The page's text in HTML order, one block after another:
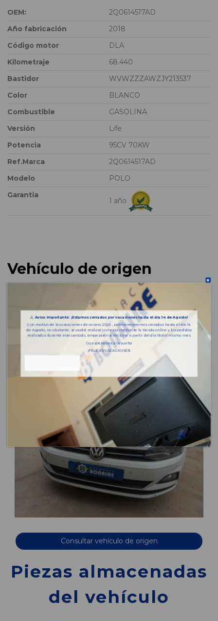
OEM:
2Q0614517AD
Año fabricación
2018
Código motor
DLA
Kilometraje
68.440
Bastidor
WVWZZZAWZJY213537
Color
BLANCO
Combustible
GASOLINA
Versión
Life
Potencia
95CV 70KW
Ref.Marca
2Q0614517AD
Modelo
POLO
Garantia
1 año
Vehículo de origen
Consultar vehículo de origen
Piezas almacenadas
del vehículo
⚠️ Aviso importante: ¡Estamos cerrados por vacaciones hasta el día 14 de Agosto!
Con motivo de las vacaciones de verano 2026 , permaneceremos cerrados hasta el día 14
de Agosto, no obstante, se podrá realizar compras mediante la tienda online y los pedidos
realizados durante este periodo, empezarán a recibirse a partir del día 18 del mismo mes.
Os esperamos a la vuelta
¡FELICES VACACIONES!